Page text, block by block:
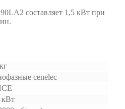
составляет 1,5 кВт при
cenelec
кВт